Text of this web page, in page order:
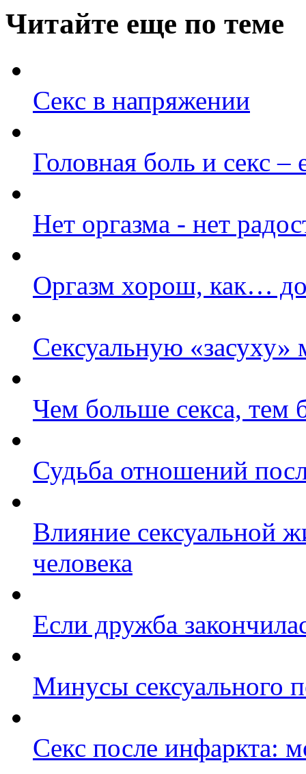
Читайте еще по теме
Секс в напряжении
Головная боль и секс –
Нет оргазма - нет
Оргазм хорош, как…
Cексуальную
Чем больше секса, тем
Судьба отношений
Влияние сексуальной
человека
Если дружба
Минусы сексуального
Секс после инфаркта: